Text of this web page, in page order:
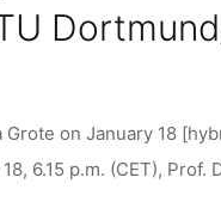
on January 18
6.15 p.m. (CET),